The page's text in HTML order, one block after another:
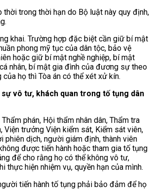
thời trong thời hạn do Bộ luật này quy định,
khai. Trường hợp đặc biệt cần giữ bí mật
phong mỹ tục của dân tộc, bảo vệ
hoặc giữ bí mật nghề nghiệp, bí mật
nhân, bí mật gia đình của đương sự theo
của họ thì Tòa án có thể xét xử kín.
vô tư, khách quan trong tố tụng dân
Thẩm phán, Hội thẩm nhân dân, Thẩm tra
Viện trưởng Viện kiểm sát, Kiểm sát viên,
phiên dịch, người giám định, thành viên
được tiến hành hoặc tham gia tố tụng
để cho rằng họ có thể không vô tư,
thực hiện nhiệm vụ, quyền hạn của mình.
tiến hành tố tụng phải bảo đảm để họ